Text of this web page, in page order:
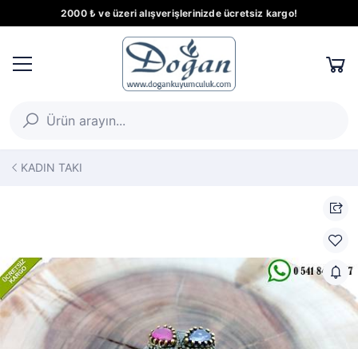
2000 ₺ ve üzeri alışverişlerinizde ücretsiz kargo!
KADIN TAKI